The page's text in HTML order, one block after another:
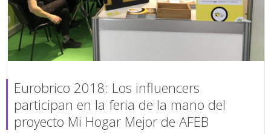
Eurobrico 2018: Los influencers
participan en la feria de la mano del
proyecto Mi Hogar Mejor de AFEB